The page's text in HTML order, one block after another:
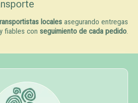
locales asegurando entregas
fiables con seguimiento de cada pedido